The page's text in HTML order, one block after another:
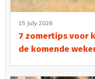
15 July 2026
7 zomertips voor
de komende